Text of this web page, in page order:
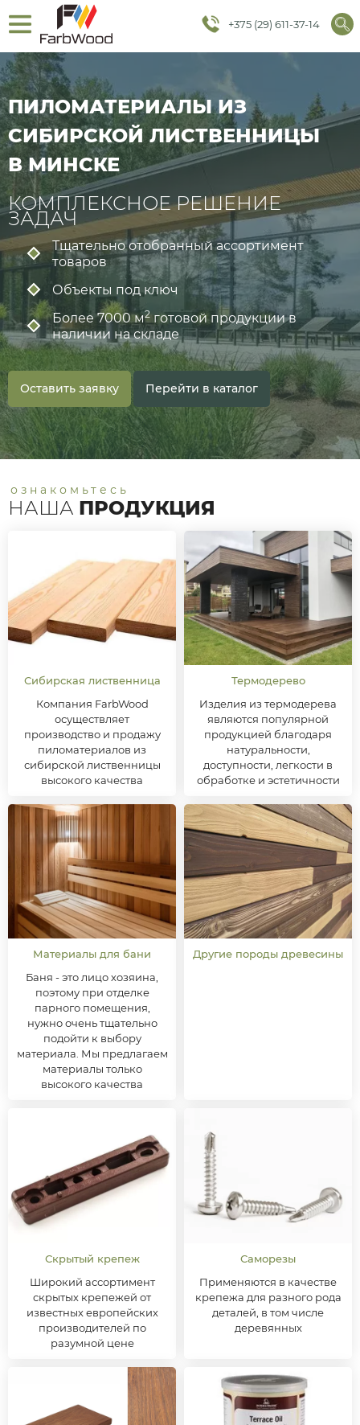
+375 (29) 611-37-14
ПИЛОМАТЕРИАЛЫ ИЗ
СИБИРСКОЙ ЛИСТВЕННИЦЫ
В МИНСКЕ
КОМПЛЕКСНОЕ РЕШЕНИЕ
ЗАДАЧ
Тщательно отобранный ассортимент
товаров
Объекты под ключ
Более 7000 м2 готовой продукции в
наличии на складе
Оставить заявку Перейти в каталог
ознакомьтесь
НАША ПРОДУКЦИЯ
Сибирская лиственница
Компания FarbWood
осуществляет
производство и продажу
пиломатериалов из
сибирской лиственницы
высокого качества
Термодерево
Изделия из термодерева
являются популярной
продукцией благодаря
натуральности,
доступности, легкости в
обработке и эстетичности
Материалы для бани
Баня - это лицо хозяина,
поэтому при отделке
парного помещения,
нужно очень тщательно
подойти к выбору
материала. Мы предлагаем
материалы только
высокого качества
Другие породы древесины
Скрытый крепеж
Широкий ассортимент
скрытых крепежей от
известных европейских
производителей по
разумной цене
Саморезы
Применяются в качестве
крепежа для разного рода
деталей, в том числе
деревянных